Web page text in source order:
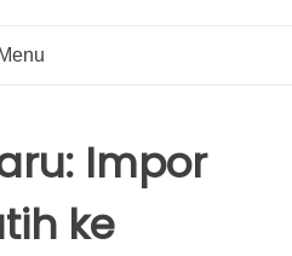
Menu
Impor
ke